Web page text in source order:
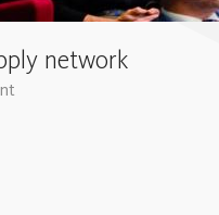
network